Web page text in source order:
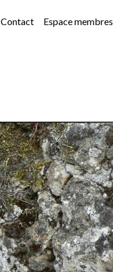
Contact Espace membres